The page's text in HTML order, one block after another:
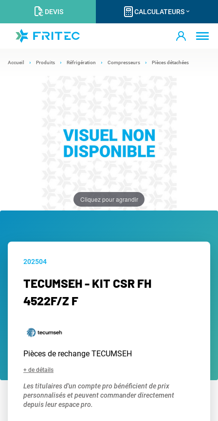
DEVIS CALCULATEURS
Accueil Produits Réfrigération Compresseurs Pièces détachées
Cliquez pour agrandir
202504
TECUMSEH - KIT CSR FH
4522F/Z F
Pièces de rechange TECUMSEH
+ de détails
Les titulaires d'un compte pro bénéficient de prix
personnalisés et peuvent commander directement
depuis leur espace pro.